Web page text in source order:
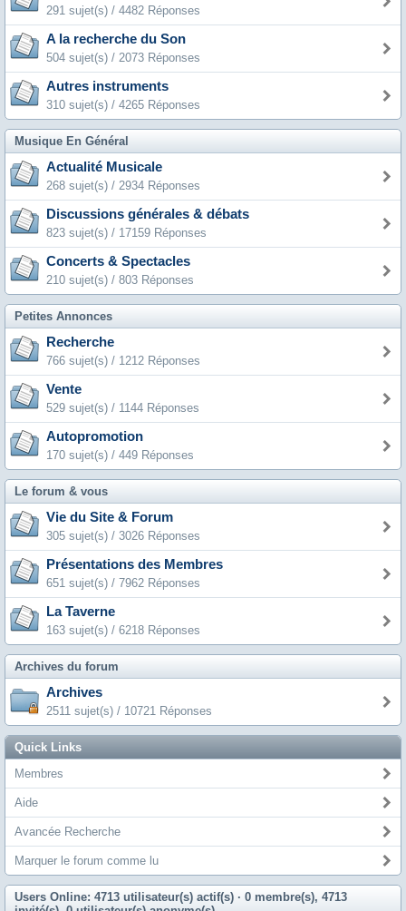
291 sujet(s) / 4482 Réponses
A la recherche du Son
504 sujet(s) / 2073 Réponses
Autres instruments
310 sujet(s) / 4265 Réponses
Musique En Général
Actualité Musicale
268 sujet(s) / 2934 Réponses
Discussions générales & débats
823 sujet(s) / 17159 Réponses
Concerts & Spectacles
210 sujet(s) / 803 Réponses
Petites Annonces
Recherche
766 sujet(s) / 1212 Réponses
Vente
529 sujet(s) / 1144 Réponses
Autopromotion
170 sujet(s) / 449 Réponses
Le forum & vous
Vie du Site & Forum
305 sujet(s) / 3026 Réponses
Présentations des Membres
651 sujet(s) / 7962 Réponses
La Taverne
163 sujet(s) / 6218 Réponses
Archives du forum
Archives
2511 sujet(s) / 10721 Réponses
Quick Links
Membres
Aide
Avancée Recherche
Marquer le forum comme lu
Users Online: 4713 utilisateur(s) actif(s) · 0 membre(s), 4713